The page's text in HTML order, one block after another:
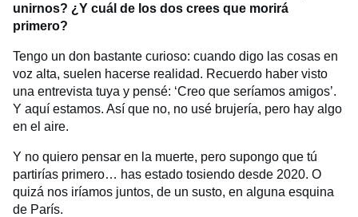
unirnos? ¿Y cuál de los dos crees que morirá
primero?
Tengo un don bastante curioso: cuando digo las cosas en
voz alta, suelen hacerse realidad. Recuerdo haber visto
una entrevista tuya y pensé: ‘Creo que seríamos amigos’.
Y aquí estamos. Así que no, no usé brujería, pero hay algo
en el aire.
Y no quiero pensar en la muerte, pero supongo que tú
partirías primero… has estado tosiendo desde 2020. O
quizá nos iríamos juntos, de un susto, en alguna esquina
de París.